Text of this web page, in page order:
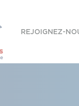
REJOIGNEZ-